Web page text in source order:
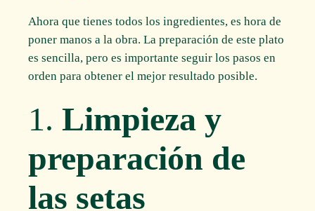
Ahora que tienes todos los ingredientes, es hora de
poner manos a la obra. La preparación de este plato
es sencilla, pero es importante seguir los pasos en
orden para obtener el mejor resultado posible.
1.Limpieza y
preparación de
las setas